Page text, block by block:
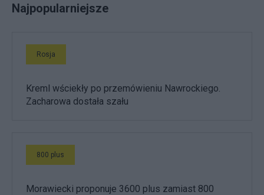
Najpopularniejsze
Rosja
Kreml wściekły po przemówieniu Nawrockiego.
Zacharowa dostała szału
800 plus
Morawiecki proponuje 3600 plus zamiast 800